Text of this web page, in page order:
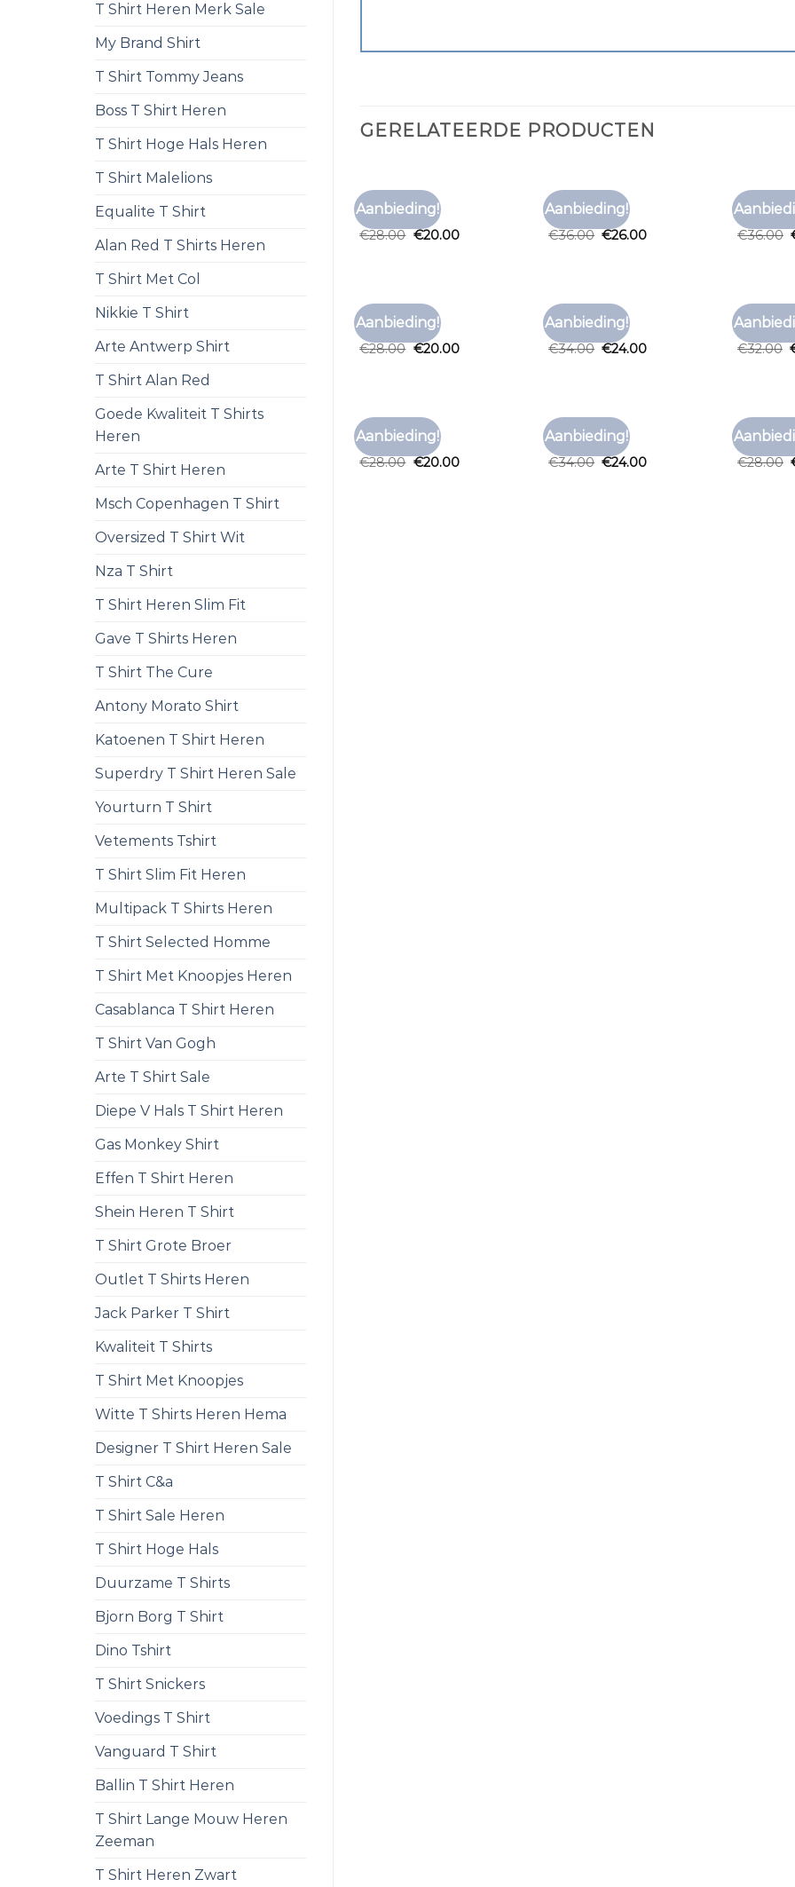
T Shirt Heren Merk Sale
My Brand Shirt
T Shirt Tommy Jeans
Boss T Shirt Heren
T Shirt Hoge Hals Heren
T Shirt Malelions
Equalite T Shirt
Alan Red T Shirts Heren
T Shirt Met Col
Nikkie T Shirt
Arte Antwerp Shirt
T Shirt Alan Red
Goede Kwaliteit T Shirts
Heren
Arte T Shirt Heren
Msch Copenhagen T Shirt
Oversized T Shirt Wit
Nza T Shirt
T Shirt Heren Slim Fit
Gave T Shirts Heren
T Shirt The Cure
Antony Morato Shirt
Katoenen T Shirt Heren
Superdry T Shirt Heren Sale
Yourturn T Shirt
Vetements Tshirt
T Shirt Slim Fit Heren
Multipack T Shirts Heren
T Shirt Selected Homme
T Shirt Met Knoopjes Heren
Casablanca T Shirt Heren
T Shirt Van Gogh
Arte T Shirt Sale
Diepe V Hals T Shirt Heren
Gas Monkey Shirt
Effen T Shirt Heren
Shein Heren T Shirt
T Shirt Grote Broer
Outlet T Shirts Heren
Jack Parker T Shirt
Kwaliteit T Shirts
T Shirt Met Knoopjes
Witte T Shirts Heren Hema
Designer T Shirt Heren Sale
T Shirt C&a
T Shirt Sale Heren
T Shirt Hoge Hals
Duurzame T Shirts
Bjorn Borg T Shirt
Dino Tshirt
T Shirt Snickers
Voedings T Shirt
Vanguard T Shirt
Ballin T Shirt Heren
T Shirt Lange Mouw Heren
Zeeman
T Shirt Heren Zwart
GERELATEERDE PRODUCTEN
Aanbieding!
T SHIRT ROOD
t shirt rood
€28.00 €20.00
Aanbieding!
T SHIRT ROOD
t shirt rood
€36.00 €26.00
T SHIRT
t shirt
€36.00
Aanbieding!
T SHIRT ROOD
t shirt rood
€28.00 €20.00
Aanbieding!
T SHIRT ROOD
t shirt rood
€34.00 €24.00
T SHIRT
t shirt
€32.00
Aanbieding!
T SHIRT ROOD
t shirt rood
€28.00 €20.00
Aanbieding!
T SHIRT ROOD
t shirt rood
€34.00 €24.00
T SHIRT
t shirt
€28.00